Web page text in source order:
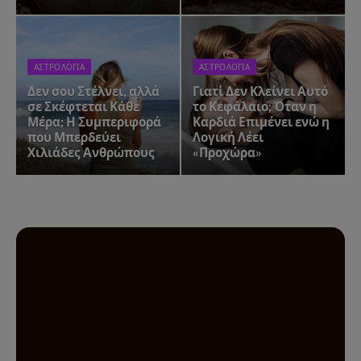
ΑΣΤΡΟΛΟΓΙΑ
Δεν σου Στέλνει, αλλά
σε Σκέφτεται Κάθε
Μέρα; Η Συμπεριφορά
που Μπερδεύει
Χιλιάδες Ανθρώπους
ΑΣΤΡΟΛΟΓΙΑ
Γιατί Δεν Κλείνει Αυτό
το Κεφάλαιο; Όταν η
Καρδιά Επιμένει ενώ η
Λογική Λέει
«Προχώρα»